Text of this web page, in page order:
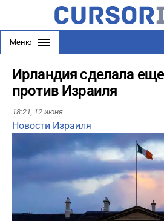
Меню
Ирландия сделала
против Израиля
18:21, 12 июня
Новости Израиля